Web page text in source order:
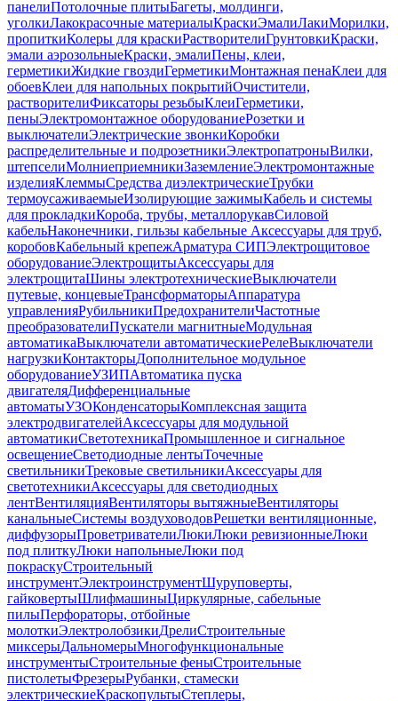
панелиПотолочные плитыБагеты, молдинги,
уголкиЛакокрасочные материалыКраскиЭмалиЛакиМорилки,
пропиткиКолеры для краскиРастворителиГрунтовкиКраски,
эмали аэрозольныеКраски, эмалиПены, клеи,
герметикиЖидкие гвоздиГерметикиМонтажная пенаКлеи для
обоевКлеи для напольных покрытийОчистители,
растворителиФиксаторы резьбыКлеиГерметики,
пеныЭлектромонтажное оборудованиеРозетки и
выключателиЭлектрические звонкиКоробки
распределительные и подрозетникиЭлектропатроныВилки,
штепселиМолниеприемникиЗаземлениеЭлектромонтажные
изделияКлеммыСредства диэлектрическиеТрубки
термоусаживаемыеИзолирующие зажимыКабель и системы
для прокладкиКороба, трубы, металлорукавСиловой
кабельНаконечники, гильзы кабельные Аксессуары для труб,
коробовКабельный крепежАрматура СИПЭлектрощитовое
оборудованиеЭлектрощитыАксессуары для
электрощитаШины электротехническиеВыключатели
путевые, концевыеТрансформаторыАппаратура
управленияРубильникиПредохранителиЧастотные
преобразователиПускатели магнитныеМодульная
автоматикаВыключатели автоматическиеРелеВыключатели
нагрузкиКонтакторыДополнительное модульное
оборудованиеУЗИПАвтоматика пуска
двигателяДифференциальные
автоматыУЗОКонденсаторыКомплексная защита
электродвигателейАксессуары для модульной
автоматикиСветотехникаПромышленное и сигнальное
освещениеСветодиодные лентыТочечные
светильникиТрековые светильникиАксессуары для
светотехникиАксессуары для светодиодных
лентВентиляцияВентиляторы вытяжныеВентиляторы
канальныеСистемы воздуховодовРешетки вентиляционные,
диффузорыПроветривателиЛюкиЛюки ревизионныеЛюки
под плиткуЛюки напольныеЛюки под
покраскуСтроительный
инструментЭлектроинструментШуруповерты,
гайковертыШлифмашиныЦиркулярные, сабельные
пилыПерфораторы, отбойные
молоткиЭлектролобзикиДрелиСтроительные
миксерыДальномерыМногофункциональные
инструментыСтроительные феныСтроительные
пистолетыФрезерыРубанки, стамески
электрическиеКраскопультыСтеплеры,